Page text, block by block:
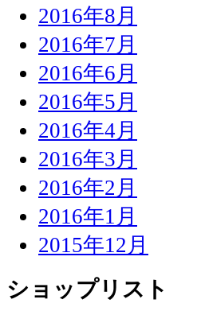
2016年8月
2016年7月
2016年6月
2016年5月
2016年4月
2016年3月
2016年2月
2016年1月
2015年12月
ショップリスト